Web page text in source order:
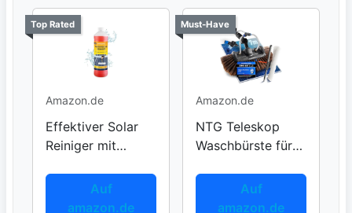
Top Rated
Amazon.de
Effektiver Solar
Reiniger mit
Versiegelung
Auf
amazon.de
Must-Have
Amazon.de
NTG Teleskop
Waschbürste für
Auf
amazon.de